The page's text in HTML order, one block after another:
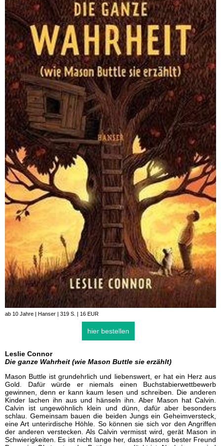
ab 10 Jahre | Hanser | 319 S. | 16 EUR
hier bestellen
Leslie Connor
Die ganze Wahrheit (wie Mason Buttle sie erzählt)
Mason Buttle ist grundehrlich und liebenswert, er hat ein Herz aus
Gold. Dafür würde er niemals einen Buchstabierwettbewerb
gewinnen, denn er kann kaum lesen und schreiben. Die anderen
Kinder lachen ihn aus und hänseln ihn. Aber Mason hat Calvin.
Calvin ist ungewöhnlich klein und dünn, dafür aber besonders
schlau. Gemeinsam bauen die beiden Jungs ein Geheimversteck,
eine Art unterirdische Höhle. So können sie sich vor den Angriffen
der anderen verstecken. Als Calvin vermisst wird, gerät Mason in
Schwierigkeiten. Es ist nicht lange her, dass Masons bester Freund